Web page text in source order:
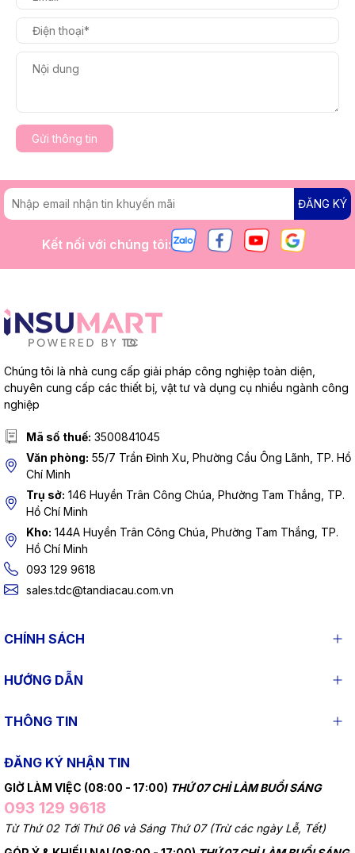
Gửi thông tin
ĐĂNG KÝ
Kết nối với chúng tôi:
Chúng tôi là nhà cung cấp giải pháp công nghiệp toàn diện,
chuyên cung cấp các thiết bị, vật tư và dụng cụ nhiều ngành công
nghiệp
Mã số thuế: 3500841045
Văn phòng: 55/7 Trần Đình Xu, Phường Cầu Ông Lãnh, TP. Hồ
Chí Minh
Trụ sở: 146 Huyền Trân Công Chúa, Phường Tam Thắng, TP.
Hồ Chí Minh
Kho: 144A Huyền Trân Công Chúa, Phường Tam Thắng, TP.
Hồ Chí Minh
093 129 9618
sales.tdc@tandiacau.com.vn
CHÍNH SÁCH
HƯỚNG DẪN
THÔNG TIN
ĐĂNG KÝ NHẬN TIN
GIỜ LÀM VIỆC (08:00 - 17:00) THỨ 07 CHỈ LÀM BUỔI SÁNG
093 129 9618
Từ Thứ 02 Tới Thứ 06 và Sáng Thứ 07 (Trừ các ngày Lễ, Tết)